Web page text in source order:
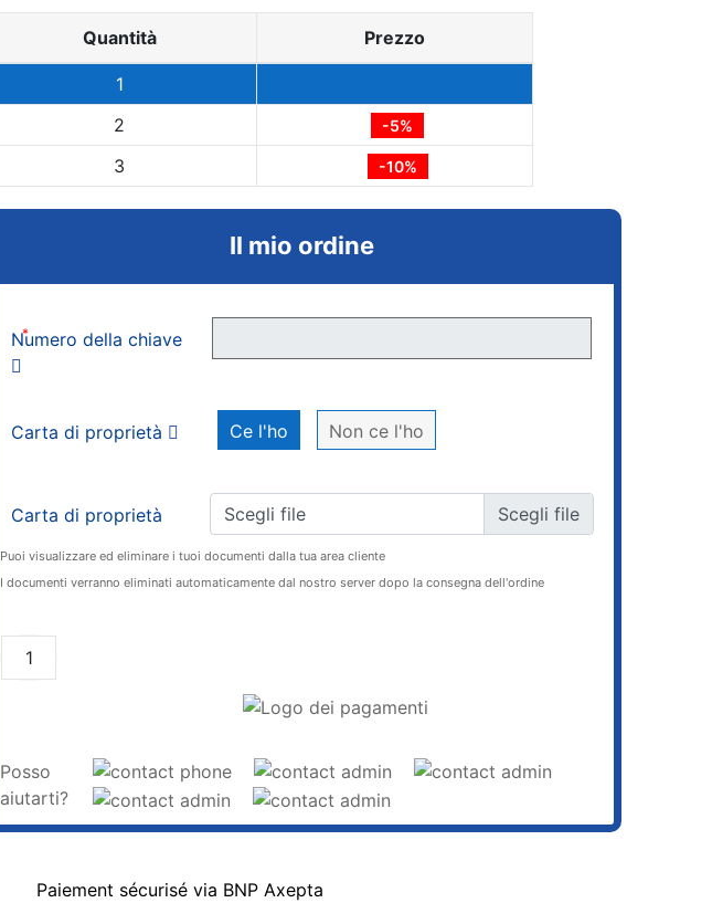
Quantità Prezzo
1
2
-5%
3 -10%
Il mio ordine
Numero della chiave
*
Carta di proprietà Ce l'ho Non ce l'ho
Carta di proprietà Scegli file
Puoi visualizzare ed eliminare i tuoi documenti dalla tua area cliente
I documenti verranno eliminati automaticamente dal nostro server dopo la consegna dell'ordine
Posso
aiutarti?
Paiement sécurisé via BNP Axepta